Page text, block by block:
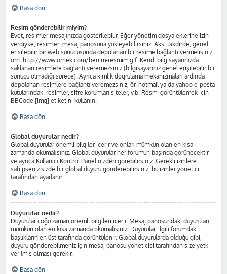
Başa dön
Resim gönderebilir miyim?
Evet, resimler mesajınızda gösterilebilir. Eğer yönetim dosya eklerine izin
verdiyse, resimleri mesaj panosuna yükleyebilirsiniz. Aksi takdirde, genel
erişilebilir bir web sunucusunda depolanan bir resime bağlantı vermelisiniz,
örn. http://www.ornek.com/benim-resmim.gif. Kendi bilgisayarınızda
saklanan resimlere bağlantı veremezsiniz (bilgisayarınız genel erişilebilir bir
sunucu olmadığı sürece). Ayrıca kimlik doğrulama mekanizmaları ardında
depolanan resimlere bağlantı veremezsiniz, ör. hotmail ya da yahoo e-posta
kutularındaki resimler, şifre korumları siteler, v.b. Resmi görüntülemek için
BBCode [img] etiketini kullanın.
Başa dön
Global duyurular nedir?
Global duyurular önemli bilgiler içerir ve onları mümkün olan en kısa
zamanda okumalısınız. Global duyurular her forumun başında görünecektir
ve ayrıca Kullanıcı Kontrol Panelinizden görebilirsiniz. Gerekli izinlere
sahipseniz sizde bir global duyuru gönderebilirsiniz, bu izinler yönetici
tarafından ayarlanır.
Başa dön
Duyurular nedir?
Duyurular çoğu zaman önemli bilgileri içerir. Mesaj panosundaki duyuruları
mümkün olan en kısa zamanda okumalısınız. Duyurular, ilgili forumdaki
başlıkların en üst tarafında görüntülenir. Global duyurularda olduğu gibi,
duyuru gönderebilmeniz için mesaj panosu yöneticisi tarafından size yetki
verilmiş olması gerekir.
Başa dön